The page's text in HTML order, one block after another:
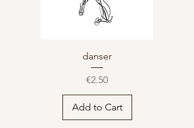
danser
Price
€2.50
Add to Cart